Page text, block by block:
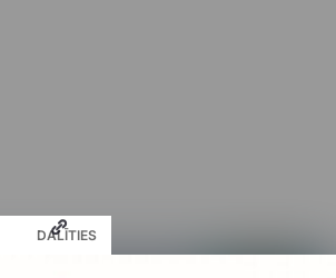
DALĪTIES